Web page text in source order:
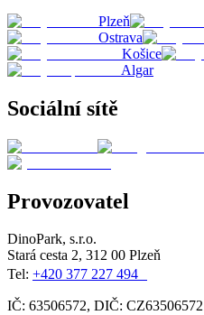
Plzeň
Ostrava
Košice
Algar
Sociální sítě
Provozovatel
DinoPark, s.r.o.
Stará cesta 2, 312 00 Plzeň
Tel: +420 377 227 494
IČ: 63506572, DIČ: CZ63506572